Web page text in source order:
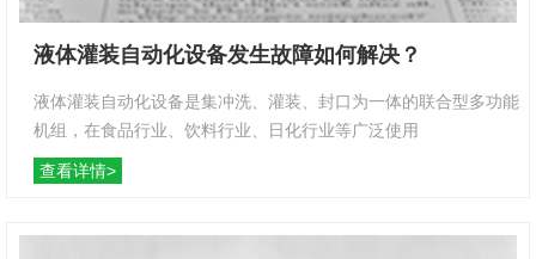
液体灌装自动化设备发生故障如何解决？
液体灌装自动化设备是集冲洗、灌装、封口为一体的联合型多功能
机组，在食品行业、饮料行业、日化行业等广泛使用
查看详情>